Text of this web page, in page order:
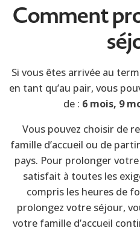
Comment
Si vous êtes arrivée au
en tant qu’au pair, vous
de : 6 mois, 9
Vous pouvez choisir de
famille d’accueil ou de
pays. Pour prolonger
satisfait à toutes les
compris les heures de
prolongez votre séjour,
votre famille d’accueil